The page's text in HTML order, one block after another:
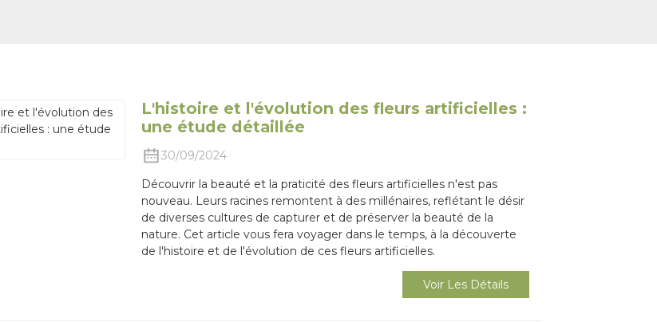
L'histoire et l'évolution des fleurs artificielles :
une étude détaillée
30/09/2024
Découvrir la beauté et la praticité des fleurs artificielles n'est pas
nouveau. Leurs racines remontent à des millénaires, reflétant le désir
de diverses cultures de capturer et de préserver la beauté de la
nature. Cet article vous fera voyager dans le temps, à la découverte
de l'histoire et de l'évolution de ces fleurs artificielles.
Voir Les Détails